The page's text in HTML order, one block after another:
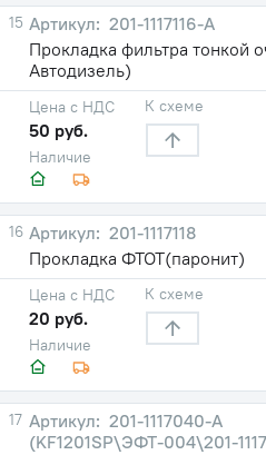
15
201-1117116-А
Прокладка фильтра тонкой
Автодизель)
Наличие
Цена с НДС
50 руб.
К схеме
16
201-1117118
Прокладка ФТОТ(паронит)
Наличие
Цена с НДС
20 руб.
К схеме
17
201-1117040-А
(KF1201SP\ЭФТ-004\201-